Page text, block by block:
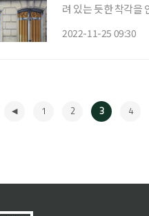
려 있는 듯한 착각을
2022-11-25 09:30
1 2 3 4